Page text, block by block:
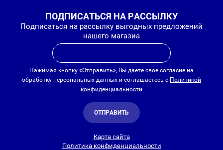
ПОДПИСАТЬСЯ НА РАССЫЛКУ
Подписаться на рассылку выгодных предложений
нашего магазиа
Нажимая кнопку «Отправить», Вы даете свое согласие на
обработку персональных данных и соглашаетесь с Политикой
конфиденциальности
ОТПРАВИТЬ
Карта сайта
Политика конфиденциальности